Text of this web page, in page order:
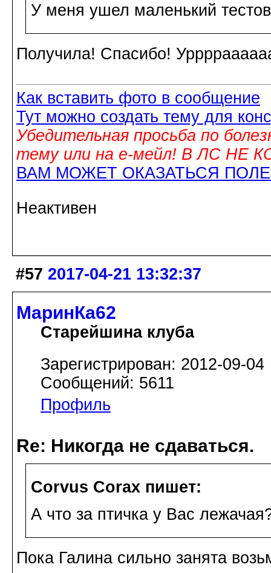
У меня ушел маленький
Получила! Спасибо!
Как вставить фото в сообщение
Тут можно создать тему для
Убедительная просьба по
тему или на е-мейл! В ЛС НЕ
ВАМ МОЖЕТ ОКАЗАТЬСЯ
Неактивен
#57 2017-04-21 13:32:37
МаринКа62
Старейшина клуба
Зарегистрирован: 2012-09-04
Сообщений: 5611
Профиль
Re: Никогда не сдаваться.
Corvus Corax пишет:
А что за птичка у Вас
Пока Галина сильно занята